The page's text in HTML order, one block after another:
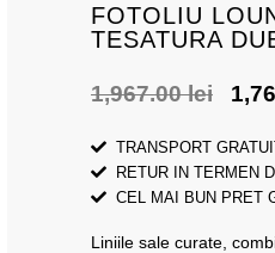
FOTOLIU
TESATURA
1,967.00lei
TRANSPORT
RETUR IN TERMEN
CEL MAI BUN PRET
Liniile sale curate,